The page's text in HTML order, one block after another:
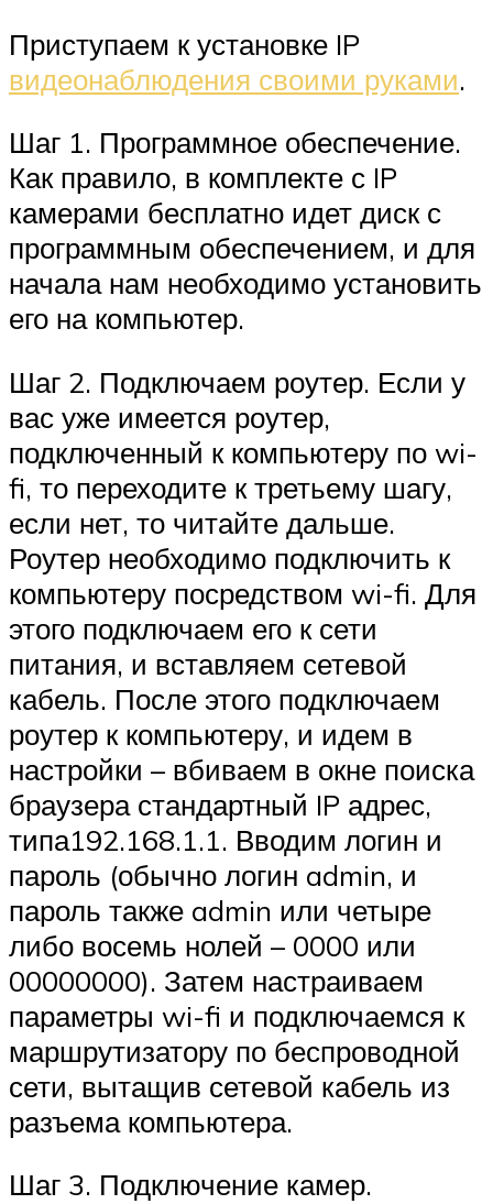
Приступаем к установке IP
видеонаблюдения своими руками.
Шаг 1. Программное обеспечение.
Как правило, в комплекте с IP
камерами бесплатно идет диск с
программным обеспечением, и для
начала нам необходимо установить
его на компьютер.
Шаг 2. Подключаем роутер. Если у
вас уже имеется роутер,
подключенный к компьютеру по wi-
fi, то переходите к третьему шагу,
если нет, то читайте дальше.
Роутер необходимо подключить к
компьютеру посредством wi-fi. Для
этого подключаем его к сети
питания, и вставляем сетевой
кабель. После этого подключаем
роутер к компьютеру, и идем в
настройки – вбиваем в окне поиска
браузера стандартный IP адрес,
типа192.168.1.1. Вводим логин и
пароль (обычно логин admin, и
пароль также admin или четыре
либо восемь нолей – 0000 или
00000000). Затем настраиваем
параметры wi-fi и подключаемся к
маршрутизатору по беспроводной
сети, вытащив сетевой кабель из
разъема компьютера.
Шаг 3. Подключение камер.